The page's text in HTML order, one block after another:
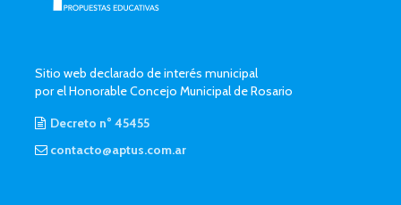
Sitio web declarado de interés municipal
por el Honorable Concejo Municipal de Rosario
Decreto n° 45455
contacto@aptus.com.ar